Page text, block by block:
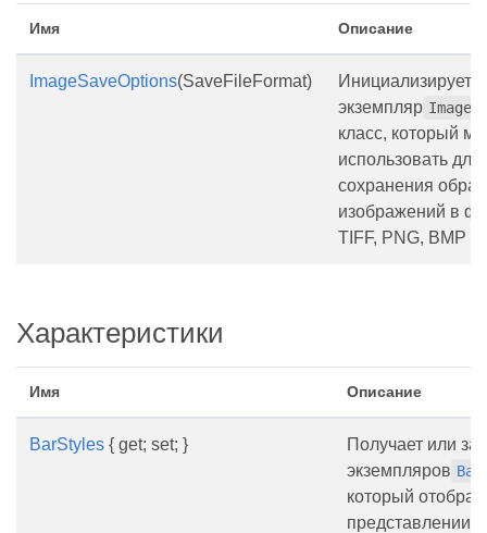
Имя Описание
ImageSaveOptions(SaveFileFormat)
Инициализирует
экземпляр
класс, который
использовать для
сохранения
изображений в
TIFF, PNG, BMP
Характеристики
Имя Описание
BarStyles { get; set; }
Получает или
экземпляров
который
представлении